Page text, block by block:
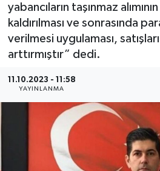
yabancıların taşınmaz
kaldırılması ve sonrasında
verilmesi uygulaması,
arttırmıştır” dedi.
11.10.2023 - 11:58
YAYINLANMA